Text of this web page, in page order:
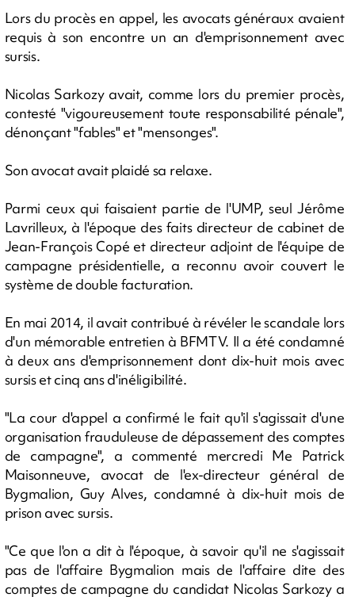
Lors du procès en appel, les avocats généraux avaient
requis à son encontre un an d'emprisonnement avec
sursis.
Nicolas Sarkozy avait, comme lors du premier procès,
contesté "vigoureusement toute responsabilité pénale",
dénonçant "fables" et "mensonges".
Son avocat avait plaidé sa relaxe.
Parmi ceux qui faisaient partie de l'UMP, seul Jérôme
Lavrilleux, à l'époque des faits directeur de cabinet de
Jean-François Copé et directeur adjoint de l'équipe de
campagne présidentielle, a reconnu avoir couvert le
système de double facturation.
En mai 2014, il avait contribué à révéler le scandale lors
d'un mémorable entretien à BFMTV. Il a été condamné
à deux ans d'emprisonnement dont dix-huit mois avec
sursis et cinq ans d'inéligibilité.
"La cour d'appel a confirmé le fait qu'il s'agissait d'une
organisation frauduleuse de dépassement des comptes
de campagne", a commenté mercredi Me Patrick
Maisonneuve, avocat de l'ex-directeur général de
Bygmalion, Guy Alves, condamné à dix-huit mois de
prison avec sursis.
"Ce que l'on a dit à l'époque, à savoir qu'il ne s'agissait
pas de l'affaire Bygmalion mais de l'affaire dite des
comptes de campagne du candidat Nicolas Sarkozy a